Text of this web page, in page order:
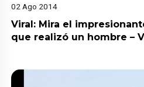
02 Ago 2014
Viral: Mira el
que realizó un hombre –